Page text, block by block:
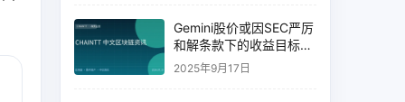
Gemini股价或因SEC严厉
和解条款下的收益目标破
灭而下跌
2025年9月17日